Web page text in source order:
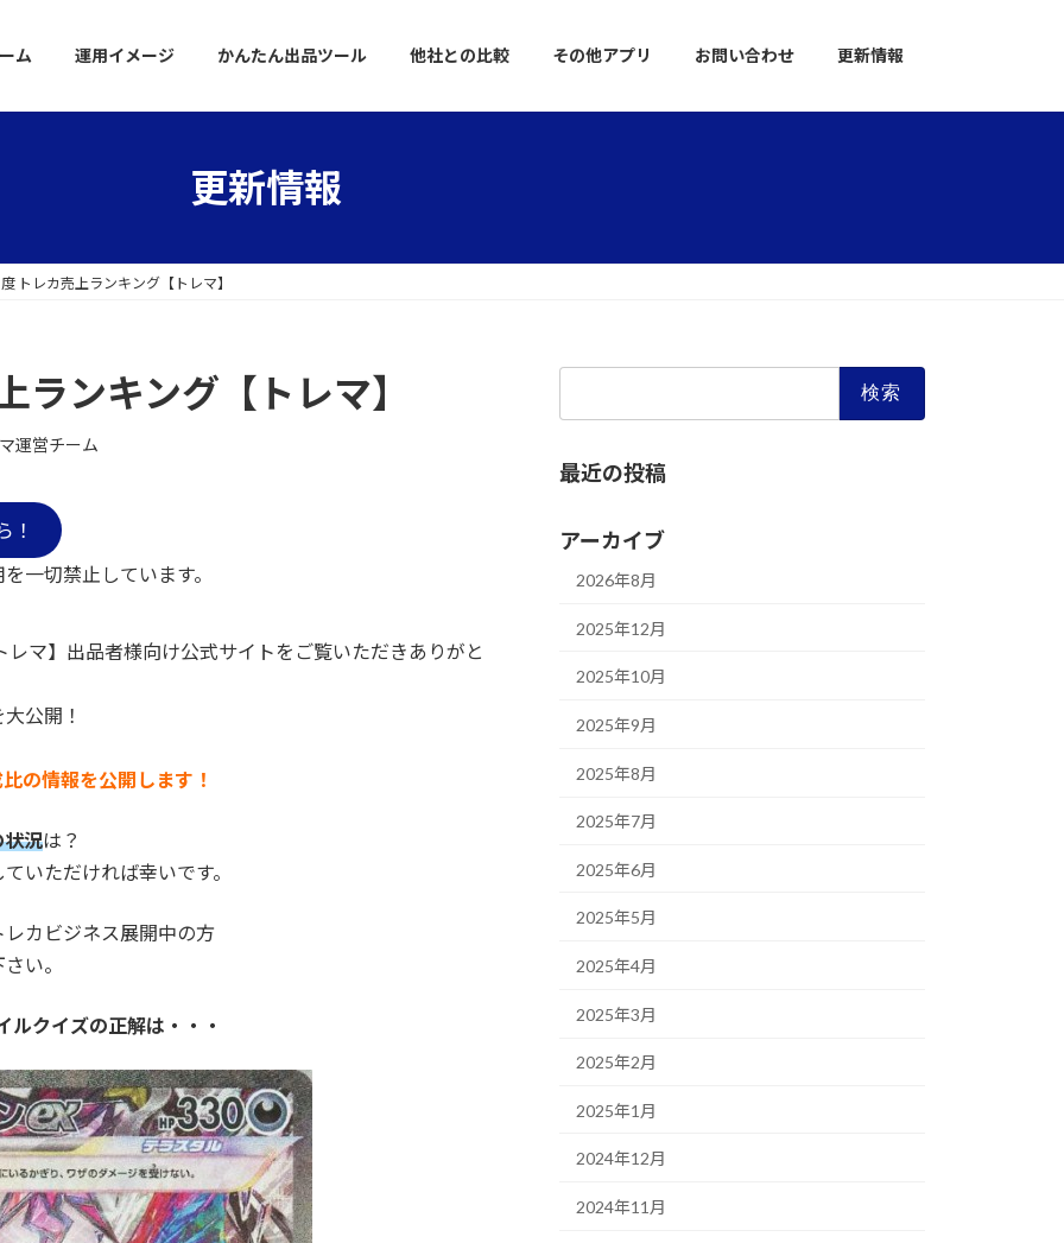
ム 運用イメージ かんたん出品ツール 他社との比較 その他アプリ お問い合わせ 更新情報
更新情報
トレカ売上ランキング【トレマ】
ンキング【トレマ】
運営チーム
！
一切禁止しています。
マ】出品者様向け公式サイトをご覧いただきありがと
公開！
の情報を公開します！
状況は？
いただければ幸いです。
カビジネス展開中の方
い。
クイズの正解は・・・
最近の投稿
アーカイブ
2026年8月
2025年12月
2025年10月
2025年9月
2025年8月
2025年7月
2025年6月
2025年5月
2025年4月
2025年3月
2025年2月
2025年1月
2024年12月
2024年11月